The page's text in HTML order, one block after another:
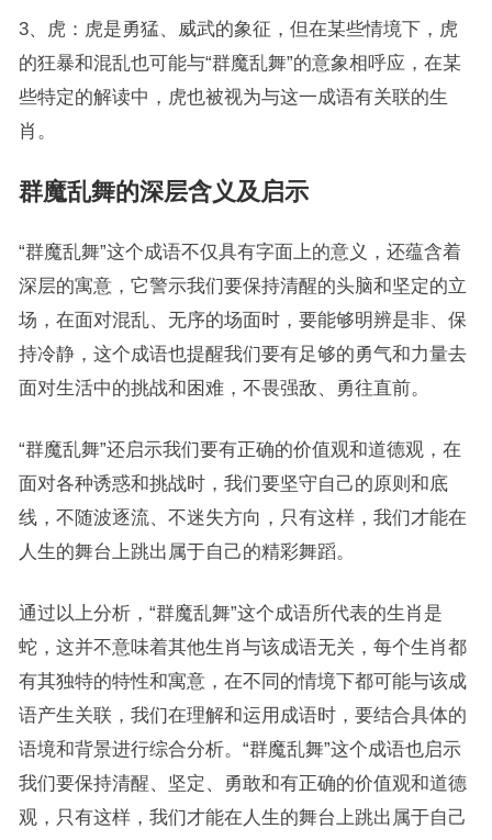
3、虎：虎是勇猛、威武的象征，但在某些情境下，虎
的狂暴和混乱也可能与“群魔乱舞”的意象相呼应，在某
些特定的解读中，虎也被视为与这一成语有关联的生
肖。
群魔乱舞的深层含义及启示
“群魔乱舞”这个成语不仅具有字面上的意义，还蕴含着
深层的寓意，它警示我们要保持清醒的头脑和坚定的立
场，在面对混乱、无序的场面时，要能够明辨是非、保
持冷静，这个成语也提醒我们要有足够的勇气和力量去
面对生活中的挑战和困难，不畏强敌、勇往直前。
“群魔乱舞”还启示我们要有正确的价值观和道德观，在
面对各种诱惑和挑战时，我们要坚守自己的原则和底
线，不随波逐流、不迷失方向，只有这样，我们才能在
人生的舞台上跳出属于自己的精彩舞蹈。
通过以上分析，“群魔乱舞”这个成语所代表的生肖是
蛇，这并不意味着其他生肖与该成语无关，每个生肖都
有其独特的特性和寓意，在不同的情境下都可能与该成
语产生关联，我们在理解和运用成语时，要结合具体的
语境和背景进行综合分析。“群魔乱舞”这个成语也启示
我们要保持清醒、坚定、勇敢和有正确的价值观和道德
观，只有这样，我们才能在人生的舞台上跳出属于自己